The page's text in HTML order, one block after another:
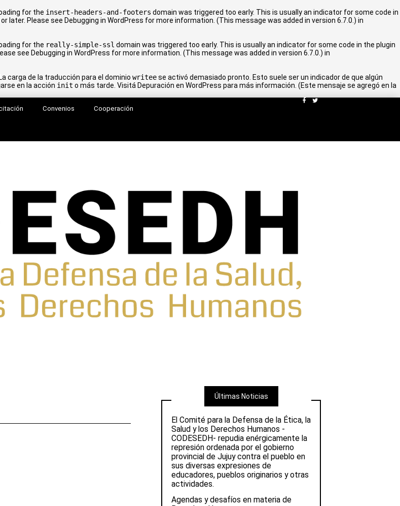
for the insert-headers-and-footers domain was triggered too early. This is usually an indicator for some code in
later. Please see Debugging in WordPress for more information. (This message was added in version 6.7.0.) in
for the really-simple-ssl domain was triggered too early. This is usually an indicator for some code in the plugin
see Debugging in WordPress for more information. (This message was added in version 6.7.0.) in
. La carga de la traducción para el dominio writeese activó demasiado pronto. Esto suele ser un indicador de que algún
en la acción init o más tarde. Visitá Depuración en WordPress para más información. (Este mensaje se agregó en la
Convenios Cooperación
Últimas Noticias
El Comité para la Defensa de la Ética, la
Salud y los Derechos Humanos -
CODESEDH- repudia enérgicamente la
represión ordenada por el gobierno
provincial de Jujuy contra el pueblo en
sus diversas expresiones de
educadores, pueblos originarios y otras
actividades.
Agendas y desafíos en materia de